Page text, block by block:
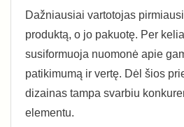
Dažniausiai vartotojas
produktą, o jo pakuotę. Per
susiformuoja nuomonė apie
patikimumą ir vertę. Dėl šios
dizainas tampa svarbiu
elementu.